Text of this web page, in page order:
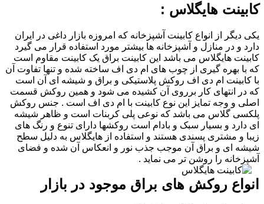
کابینت هایگلاس :
یکی دیگر از انواع کابینت آشپزخانه که امروزه بازار داغی در ایران
دارد و در منازل و آشپزخانه ها بیشتر مورد استفاده قرار می گیرد
کابینت هایگلاس می باشد این کابینت براق یک کابینت مقاوم است
که با بهره گیری از چوب های ام دی اف ساخته شده و تنها تفاوت آن
با کابینت ام دی اف روکش پلاستیکی و براق و شیشه ای آن است
که در انتهای کار برروی آن کشیده می شود و همین روکش قسمت
اصلی و وجه تمایز این نوع کابینت با ام دی اف است . جنس روکش
پلکسی گلاس می باشد که نوعی پلی کربنات است و ظاهر شیشه
ای دارد و بسیار سبک و بادام است روکشها دارای تنوع و رنگ های
زیبا و مشتری پسندی هستند و استفاده از هایگلاس به دلیل سطح
شیشه ای و براق آن موجب جذب نور و انعکاس آن شده و فضای
آشپزخانه را روشن تر می نماید .
انواع روکش های براق موجود در بازار